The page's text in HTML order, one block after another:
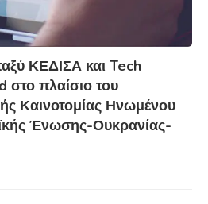
ΚΕΔΙΣΑ και Tech
πλαίσιο του
Καινοτομίας Ηνωμένου
Ένωσης-Ουκρανίας-